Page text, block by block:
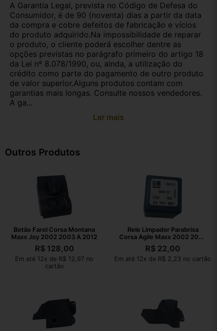
A Garantia Legal, prevista no Código de Defesa do
Consumidor, é de 90 (noventa) dias a partir da data
da compra e cobre defeitos de fabricação e vícios
do produto adquirido.Na impossibilidade de reparar
o produto, o cliente poderá escolher dentre as
opções previstas no parágrafo primeiro do artigo 18
da Lei nº 8.078/1990, ou, ainda, a utilização do
crédito como parte do pagamento de outro produto
de valor superior.Alguns produtos contam com
garantias mais longas. Consulte nossos vendedores.
A ga...
Ler mais
Outros Produtos
Botão Farol Corsa Montana
Maxx Joy 2002 2003 A 2012
R$128,00
Em até 12x de R$ 12,97 no
cartão
Rele Limpador Parabrisa
Corsa Agile Maxx 2002 2003
A 2010
R$ 22,00
Em até 12x de R$ 2,23 no cartão